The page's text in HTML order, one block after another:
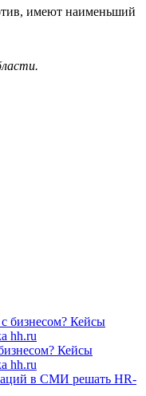
имеют наименьший
Кейсы
hh.ru